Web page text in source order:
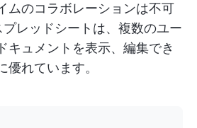
ムのコラボレーションは不可
レッドシートは、複数のユー
キュメントを表示、編集でき
優れています。